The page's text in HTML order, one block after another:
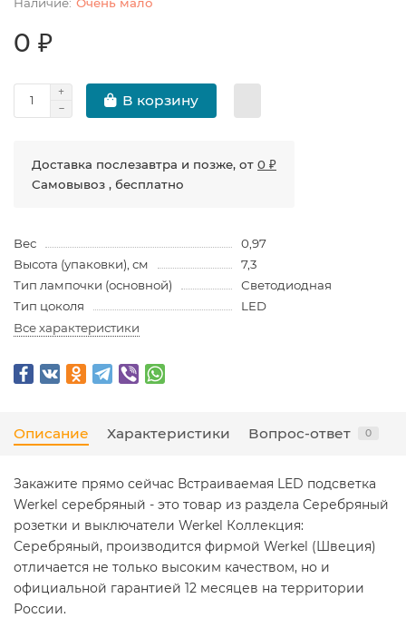
0 ₽
В корзину
Доставка послезавтра и позже, от 0 ₽
Самовывоз , бесплатно
Вес
0,97
Высота (упаковки), см
7,3
Тип лампочки (основной)
Светодиодная
Тип цоколя
LED
Все характеристики
Описание Характеристики Вопрос-ответ 0
Закажите прямо сейчас Встраиваемая LED подсветка
Werkel серебряный - это товар из раздела Серебряный
розетки и выключатели Werkel Коллекция:
Серебряный, производится фирмой Werkel (Швеция)
отличается не только высоким качеством, но и
официальной гарантией 12 месяцев на территории
России.